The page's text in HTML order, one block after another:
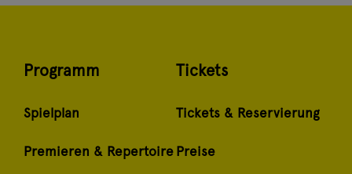
Programm
Spielplan
Premieren & Repertoire
Tickets
Tickets & Reservierung
Preise